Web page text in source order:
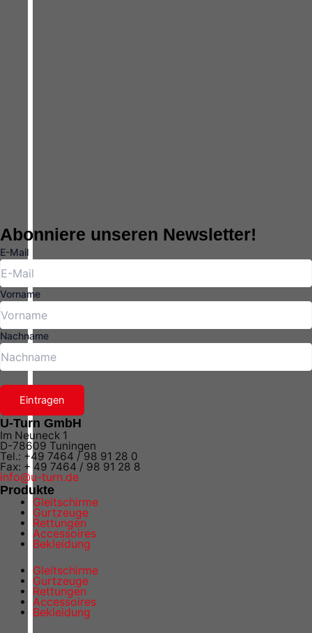
Abonniere unseren Newsletter!
E-Mail
Vorname
Nachname
Eintragen
U-Turn GmbH
Im Neuneck 1
D-78609 Tuningen
Tel.: +49 7464 / 98 91 28 0
Fax: + 49 7464 / 98 91 28 8
info@u-turn.de
Produkte
Gleitschirme
Gurtzeuge
Rettungen
Accessoires
Bekleidung
Gleitschirme
Gurtzeuge
Rettungen
Accessoires
Bekleidung